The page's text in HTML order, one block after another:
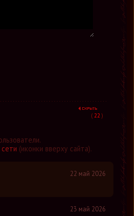
( 22 )
(иконки вверху сайта).
22 май 2026
23 май 2026